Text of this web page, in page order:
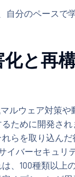
自分のペースで
と再
ルウェア対策
ために開発さ
らを取り込ん
イバーセキュ
、100種類以上